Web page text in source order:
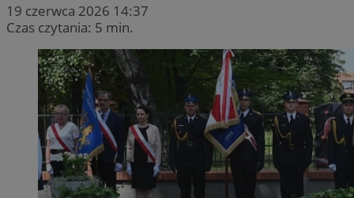
19 czerwca 2026 14:37
Czas czytania: 5 min.